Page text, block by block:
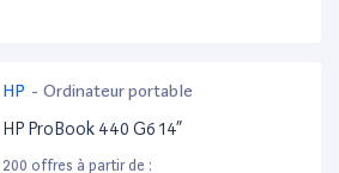
HP - Ordinateur portable
HP ProBook 440 G6 14”
200 offres à partir de :